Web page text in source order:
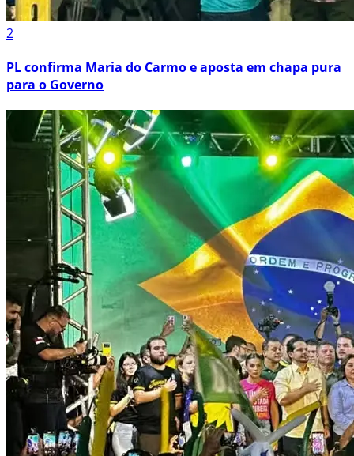
2
PL confirma Maria do Carmo e aposta em chapa pura
para o Governo